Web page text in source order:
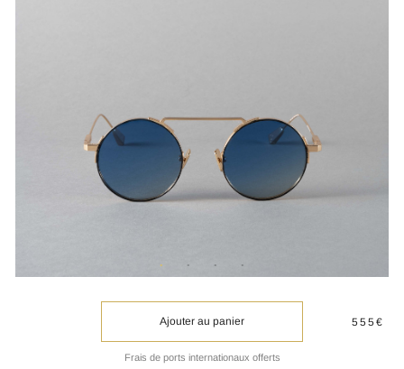
Ajouter au panier
Frais de ports internationaux offerts
555€